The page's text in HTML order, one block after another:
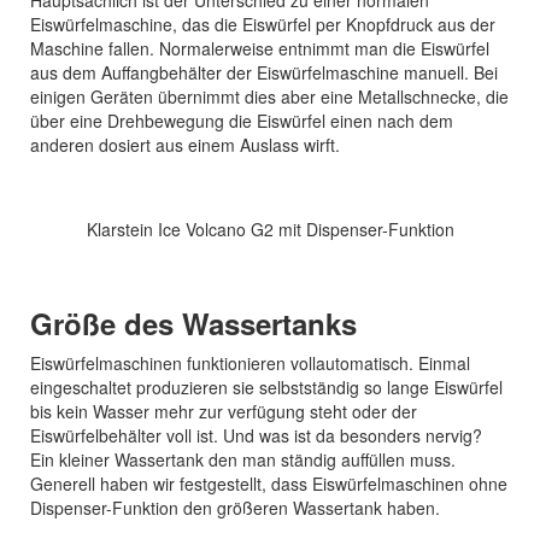
Eiswürfelmaschine, das die Eiswürfel per Knopfdruck aus der
Maschine fallen. Normalerweise entnimmt man die Eiswürfel
aus dem Auffangbehälter der Eiswürfelmaschine manuell. Bei
einigen Geräten übernimmt dies aber eine Metallschnecke, die
über eine Drehbewegung die Eiswürfel einen nach dem
anderen dosiert aus einem Auslass wirft.
Klarstein Ice Volcano G2 mit Dispenser-Funktion
Größe des Wassertanks
Eiswürfelmaschinen funktionieren vollautomatisch. Einmal
eingeschaltet produzieren sie selbstständig so lange Eiswürfel
bis kein Wasser mehr zur verfügung steht oder der
Eiswürfelbehälter voll ist. Und was ist da besonders nervig?
Ein kleiner Wassertank den man ständig auffüllen muss.
Generell haben wir festgestellt, dass Eiswürfelmaschinen ohne
Dispenser-Funktion den größeren Wassertank haben.